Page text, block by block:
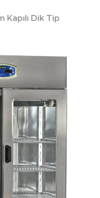
Kapılı Dik Tip